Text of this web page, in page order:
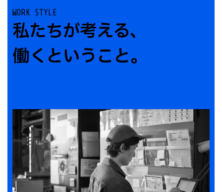
WORK STYLE
私たちが考える、
働くということ。